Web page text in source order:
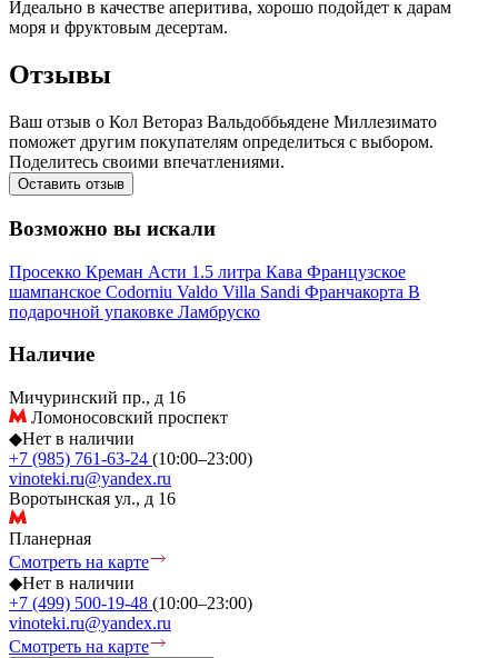
Идеально в качестве аперитива, хорошо подойдет к дарам
моря и фруктовым десертам.
Отзывы
Ваш отзыв о Кол Ветораз Вальдоббьядене Миллезимато
поможет другим покупателям определиться с выбором.
Поделитесь своими впечатлениями.
Оставить отзыв
Возможно вы искали
Просекко Креман Асти 1.5 литра Кава Французское
шампанское Codorniu Valdo Villa Sandi Франчакорта В
подарочной упаковке Ламбруско
Наличие
Мичуринский пр., д 16
Ломоносовский проспект
◆Нет в наличии
+7 (985) 761-63-24 (10:00–23:00)
vinoteki.ru@yandex.ru
Воротынская ул., д 16
Планерная
Смотреть на карте
◆Нет в наличии
+7 (499) 500-19-48 (10:00–23:00)
vinoteki.ru@yandex.ru
Смотреть на карте